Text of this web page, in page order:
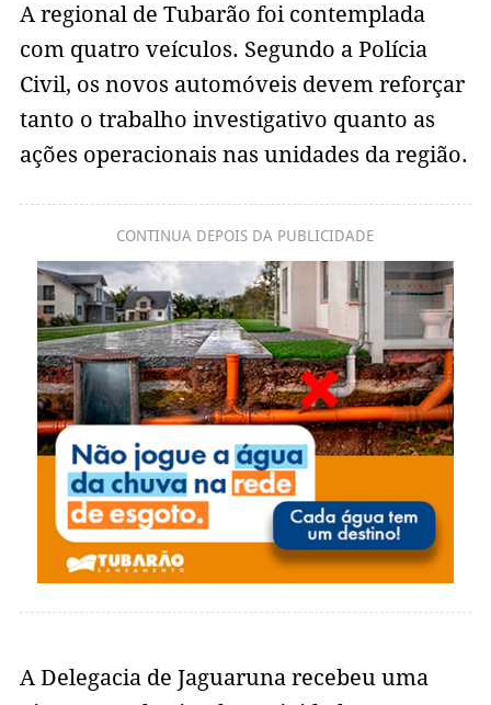
A regional de Tubarão foi contemplada
com quatro veículos. Segundo a Polícia
Civil, os novos automóveis devem reforçar
tanto o trabalho investigativo quanto as
ações operacionais nas unidades da região.
CONTINUA DEPOIS DA PUBLICIDADE
A Delegacia de Jaguaruna recebeu uma